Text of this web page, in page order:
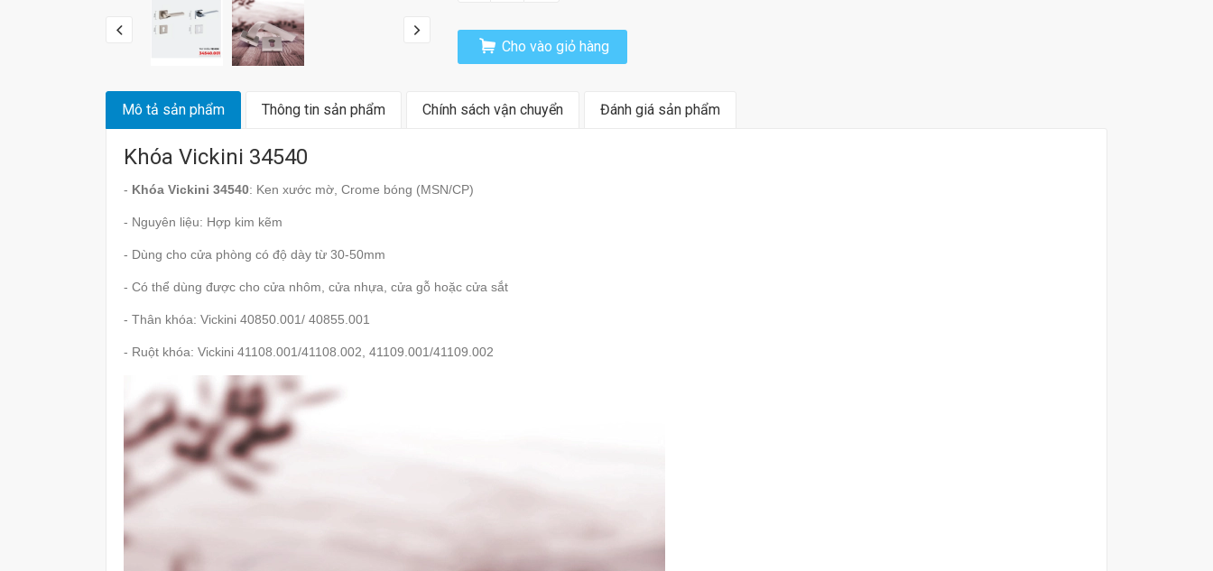
Cho vào giỏ hàng
Mô tả sản phẩm Thông tin sản phẩm Chính sách vận chuyển Đánh giá sản phẩm
Khóa Vickini 34540
- Khóa Vickini 34540: Ken xước mờ, Crome bóng (MSN/CP)
- Nguyên liệu: Hợp kim kẽm
- Dùng cho cửa phòng có độ dày từ 30-50mm
- Có thể dùng được cho cửa nhôm, cửa nhựa, cửa gỗ hoặc cửa sắt
- Thân khóa: Vickini 40850.001/ 40855.001
- Ruột khóa: Vickini 41108.001/41108.002, 41109.001/41109.002